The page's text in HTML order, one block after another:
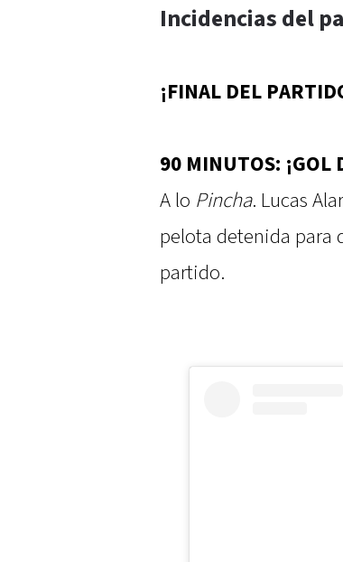
Incidencias del
¡FINAL DEL
90 MINUTOS: ¡GOL
A lo Pincha. Lucas
pelota detenida para
partido.